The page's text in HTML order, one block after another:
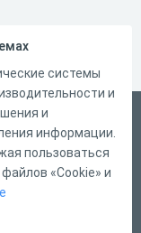
системы
и
и
информации.
пользоваться
«Cookie» и